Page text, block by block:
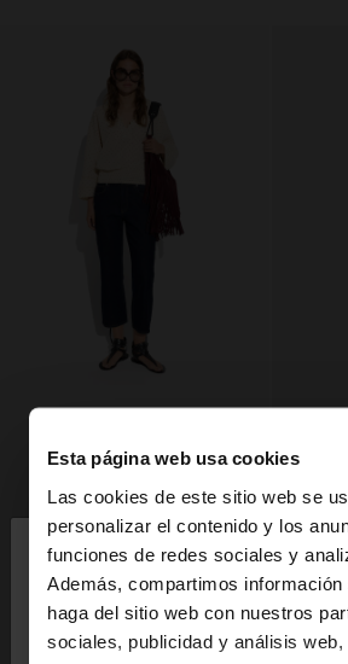
Esta página web usa cookies
Las cookies de este sitio web se
personalizar el contenido y los
funciones de redes sociales y
Además, compartimos
haga del sitio web con nuestros
sociales, publicidad y análisis web,
hola
Estás accediendo a la web de
la web de United States?